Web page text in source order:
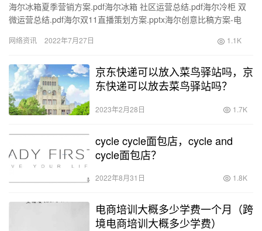
海尔冰箱夏季营销方案.pdf海尔冰箱 社区运营总结.pdf海尔冷柜 双
微运营总结.pdf海尔双11直播策划方案.pptx海尔创意比稿方案-电
网络资讯 2022年7月27日 1.1K
京东快递可以放入菜鸟驿站吗，京
东快递可以放去菜鸟驿站吗？
2023年2月28日 1.7K
cycle cycle面包店，cycle and
cycle面包店？
2022年8月31日 1.8K
电商培训大概多少学费一个月（跨
境电商培训大概多少学费）